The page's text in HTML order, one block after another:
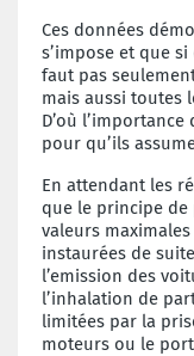
Ces données
s’impose et que
faut pas
mais aussi toutes
D’où
pour qu’ils
En attendant les
que le principe de
valeurs
instaurées de
l’emission des
l’inhalation de
limitées par la
moteurs ou le